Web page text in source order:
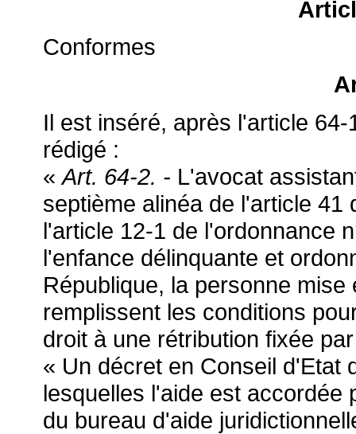
Conformes
Il est inséré, après l'article
rédigé :
« Art. 64-2. - L'avocat
septième alinéa de l'article
l'article 12-1 de l'ordonnance
l'enfance délinquante et
République, la personne
remplissent les conditions
droit à une rétribution fixée
« Un décret en Conseil d'Etat
lesquelles l'aide est accordée
du bureau d'aide